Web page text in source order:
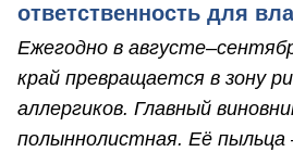
ответственность для
Ежегодно в
край превращается в зону
аллергиков. Главный
полыннолистная. Её